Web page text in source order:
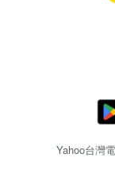
Yahoo台灣